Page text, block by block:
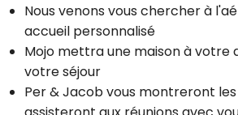
Nous venons vous chercher à
accueil personnalisé
Mojo mettra une maison à votre
votre séjour
Per & Jacob vous montreront les